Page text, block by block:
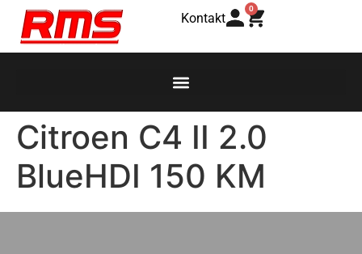
Kontakt
0
Citroen C4 II 2.0
BlueHDI 150 KM